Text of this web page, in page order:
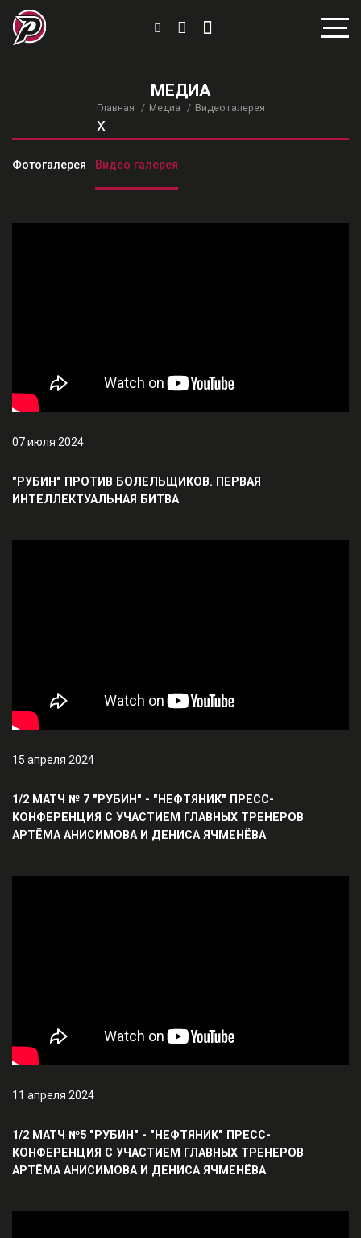
МЕДИА
Главная Медиа Видео галерея
x
Фотогалерея Видео галерея
07 июля 2024
"РУБИН" ПРОТИВ БОЛЕЛЬЩИКОВ. ПЕРВАЯ
ИНТЕЛЛЕКТУАЛЬНАЯ БИТВА
15 апреля 2024
1/2 МАТЧ № 7 "РУБИН" - "НЕФТЯНИК" ПРЕСС-
КОНФЕРЕНЦИЯ С УЧАСТИЕМ ГЛАВНЫХ ТРЕНЕРОВ
АРТЁМА АНИСИМОВА И ДЕНИСА ЯЧМЕНЁВА
11 апреля 2024
1/2 МАТЧ №5 "РУБИН" - "НЕФТЯНИК" ПРЕСС-
КОНФЕРЕНЦИЯ С УЧАСТИЕМ ГЛАВНЫХ ТРЕНЕРОВ
АРТЁМА АНИСИМОВА И ДЕНИСА ЯЧМЕНЁВА